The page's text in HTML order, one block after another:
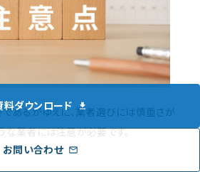
あるがゆえに、業者選びには慎重さが
な業者には注意が必要です。
料ダウンロード
お問い合わせ